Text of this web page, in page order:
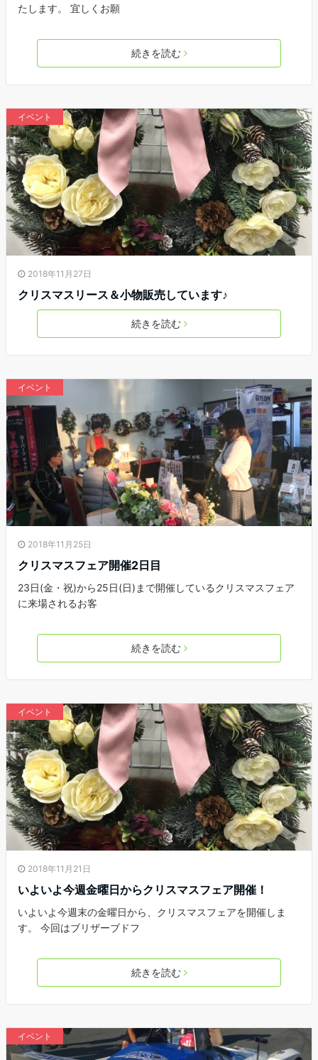
たします。 宜しくお願
続きを読む
イベント
2018年11月27日
クリスマスリース＆小物販売しています♪
続きを読む
イベント
2018年11月25日
クリスマスフェア開催2日目
23日(金・祝)から25日(日)まで開催しているクリスマスフェア
に来場されるお客
続きを読む
イベント
2018年11月21日
いよいよ今週金曜日からクリスマスフェア開催！
いよいよ今週末の金曜日から、クリスマスフェアを開催しま
す。 今回はブリザーブドフ
続きを読む
イベント